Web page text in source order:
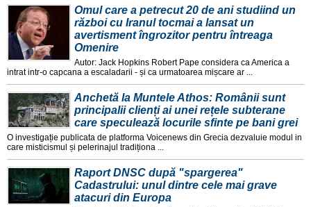
Omul care a petrecut 20 de ani studiind un
război cu Iranul tocmai a lansat un
avertisment îngrozitor pentru întreaga
Omenire
Autor: Jack Hopkins Robert Pape considera ca America a
intrat intr-o capcana a escaladarii - și ca urmatoarea mișcare ar ...
Anchetă la Muntele Athos: Românii sunt
principalii clienți ai unei rețele subterane
care speculează locurile sfinte pe bani grei
O investigație publicata de platforma Voicenews din Grecia dezvaluie modul in
care misticismul și pelerinajul tradiționa ...
Raport DNSC după "spargerea"
Cadastrului: unul dintre cele mai grave
atacuri din Europa